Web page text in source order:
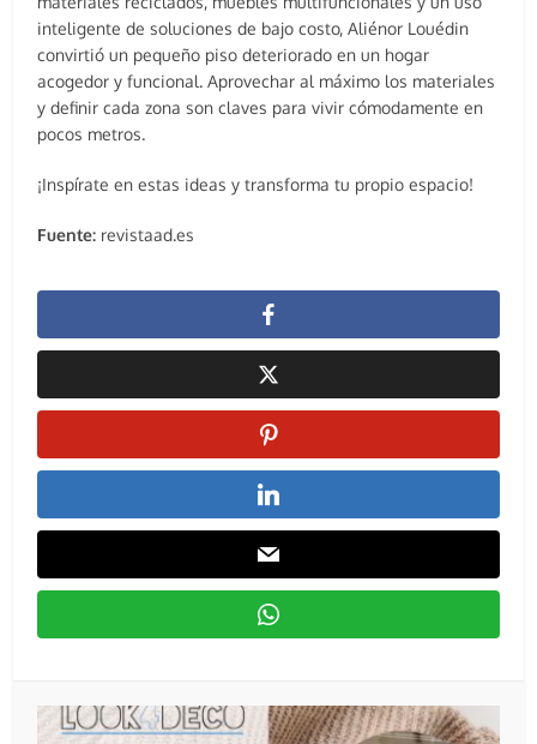
inteligente de soluciones de bajo costo, Aliénor Louédin
convirtió un pequeño piso deteriorado en un hogar
acogedor y funcional. Aprovechar al máximo los materiales
y definir cada zona son claves para vivir cómodamente en
pocos metros.
¡Inspírate en estas ideas y transforma tu propio espacio!
Fuente: revistaad.es